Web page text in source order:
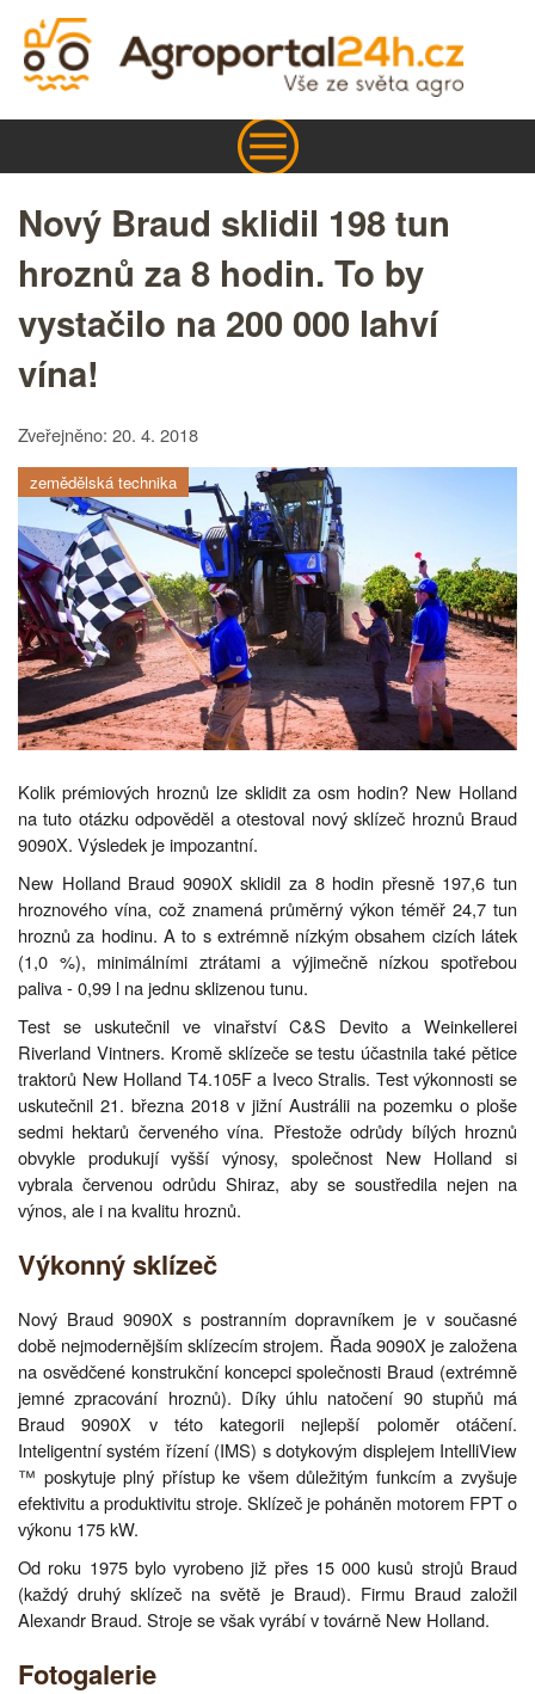
Nový Braud sklidil 198 tun
hroznů za 8 hodin. To by
vystačilo na 200 000 lahví
vína!
Zveřejněno: 20. 4. 2018
zemědělská technika
Kolik prémiových hroznů lze sklidit za osm hodin? New Holland
na tuto otázku odpověděl a otestoval nový sklízeč hroznů Braud
9090X. Výsledek je impozantní.
New Holland Braud 9090X sklidil za 8 hodin přesně 197,6 tun
hroznového vína, což znamená průměrný výkon téměř 24,7 tun
hroznů za hodinu. A to s extrémně nízkým obsahem cizích látek
(1,0 %), minimálními ztrátami a výjimečně nízkou spotřebou
paliva - 0,99 l na jednu sklizenou tunu.
Test se uskutečnil ve vinařství C&S Devito a Weinkellerei
Riverland Vintners. Kromě sklízeče se testu účastnila také pětice
traktorů New Holland T4.105F a Iveco Stralis. Test výkonnosti se
uskutečnil 21. března 2018 v jižní Austrálii na pozemku o ploše
sedmi hektarů červeného vína. Přestože odrůdy bílých hroznů
obvykle produkují vyšší výnosy, společnost New Holland si
vybrala červenou odrůdu Shiraz, aby se soustředila nejen na
výnos, ale i na kvalitu hroznů.
Výkonný sklízeč
Nový Braud 9090X s postranním dopravníkem je v současné
době nejmodernějším sklízecím strojem. Řada 9090X je založena
na osvědčené konstrukční koncepci společnosti Braud (extrémně
jemné zpracování hroznů). Díky úhlu natočení 90 stupňů má
Braud 9090X v této kategorii nejlepší poloměr otáčení.
Inteligentní systém řízení (IMS) s dotykovým displejem IntelliView
™ poskytuje plný přístup ke všem důležitým funkcím a zvyšuje
efektivitu a produktivitu stroje. Sklízeč je poháněn motorem FPT o
výkonu 175 kW.
Od roku 1975 bylo vyrobeno již přes 15 000 kusů strojů Braud
(každý druhý sklízeč na světě je Braud). Firmu Braud založil
Alexandr Braud. Stroje se však vyrábí v továrně New Holland.
Fotogalerie